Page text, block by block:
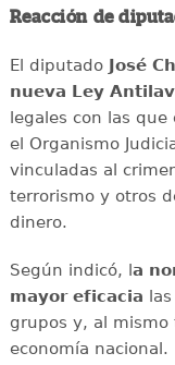
Reacción de
El diputado José
nueva Ley
legales con las que
el Organismo
vinculadas al
terrorismo y otros
dinero.
Según indicó, la
mayor eficacia
grupos y, al
economía nacional.